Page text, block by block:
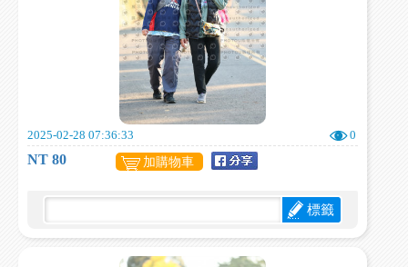
2025-02-28 07:36:33 0
NT 80 加購物車
標籤